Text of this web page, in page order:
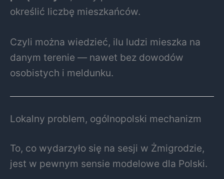
określić liczbę mieszkańców.
Czyli można wiedzieć, ilu ludzi mieszka na
danym terenie — nawet bez dowodów
osobistych i meldunku.
Lokalny problem, ogólnopolski mechanizm
To, co wydarzyło się na sesji w Żmigrodzie,
jest w pewnym sensie modelowe dla Polski.